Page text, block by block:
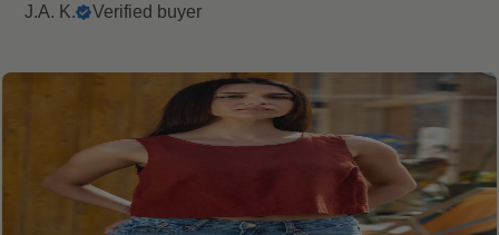
J.A. K. Verified buyer